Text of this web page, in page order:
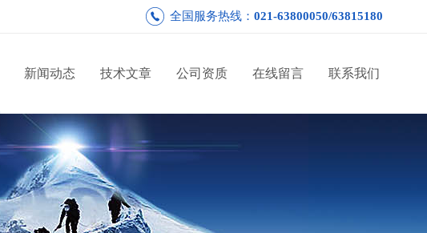
全国服务热线： 021-63800050/63815180
新闻动态 技术文章 公司资质 在线留言 联系我们